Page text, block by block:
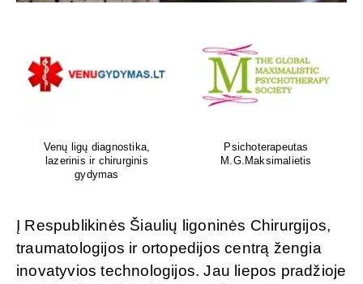
Venų ligų diagnostika,
lazerinis ir chirurginis
gydymas
Psichoterapeutas
M.G.Maksimalietis
Į Respublikinės Šiaulių ligoninės Chirurgijos,
traumatologijos ir ortopedijos centrą žengia
inovatyvios technologijos. Jau liepos pradžioje